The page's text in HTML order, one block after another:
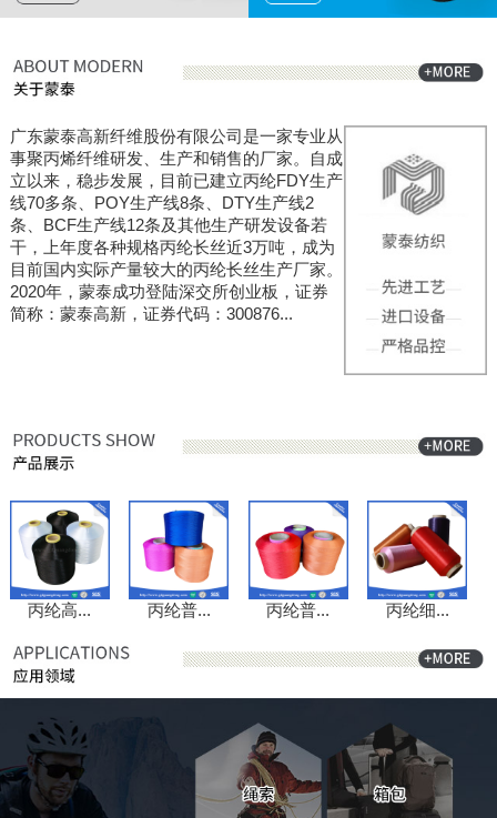
广东蒙泰高新纤维股份有限公司是一家专业从
事聚丙烯纤维研发、生产和销售的厂家。自成
立以来，稳步发展，目前已建立丙纶FDY生产
线70多条、POY生产线8条、DTY生产线2
条、BCF生产线12条及其他生产研发设备若
干，上年度各种规格丙纶长丝近3万吨，成为
目前国内实际产量较大的丙纶长丝生产厂家。
2020年，蒙泰成功登陆深交所创业板，证券
简称：蒙泰高新，证券代码：300876...
丙纶高... 丙纶普... 丙纶普... 丙纶细...